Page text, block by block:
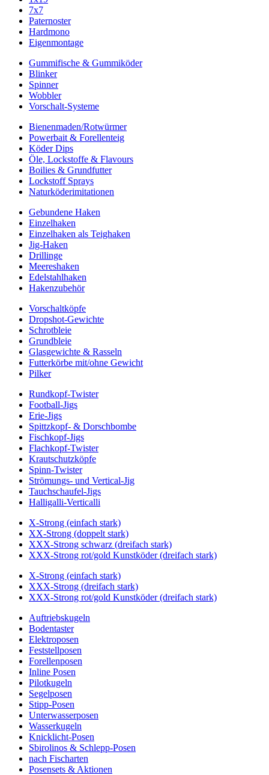
7x7
Paternoster
Hardmono
Eigenmontage
Gummifische & Gummiköder
Blinker
Spinner
Wobbler
Vorschalt-Systeme
Bienenmaden/Rotwürmer
Powerbait & Forellenteig
Köder Dips
Öle, Lockstoffe & Flavours
Boilies & Grundfutter
Lockstoff Sprays
Naturköderimitationen
Gebundene Haken
Einzelhaken
Einzelhaken als Teighaken
Jig-Haken
Drillinge
Meereshaken
Edelstahlhaken
Hakenzubehör
Vorschaltköpfe
Dropshot-Gewichte
Schrotbleie
Grundbleie
Glasgewichte & Rasseln
Futterkörbe mit/ohne Gewicht
Pilker
Rundkopf-Twister
Football-Jigs
Erie-Jigs
Spittzkopf- & Dorschbombe
Fischkopf-Jigs
Flachkopf-Twister
Krautschutzköpfe
Spinn-Twister
Strömungs- und Vertical-Jig
Tauchschaufel-Jigs
Halligalli-Verticalli
X-Strong (einfach stark)
XX-Strong (doppelt stark)
XXX-Strong schwarz (dreifach stark)
XXX-Strong rot/gold Kunstköder (dreifach stark)
X-Strong (einfach stark)
XXX-Strong (dreifach stark)
XXX-Strong rot/gold Kunstköder (dreifach stark)
Auftriebskugeln
Bodentaster
Elektroposen
Feststellposen
Forellenposen
Inline Posen
Pilotkugeln
Segelposen
Stipp-Posen
Unterwasserposen
Wasserkugeln
Knicklicht-Posen
Sbirolinos & Schlepp-Posen
nach Fischarten
Posensets & Aktionen